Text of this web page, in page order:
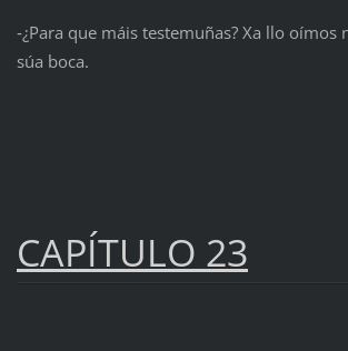
‑¿Para que máis testemuñas? Xa llo oímos
súa boca.
CAPÍTULO 23